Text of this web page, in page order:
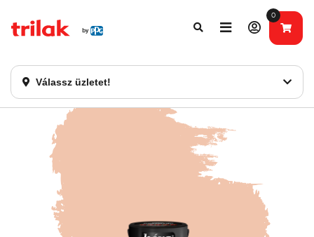
Válassz üzletet!
0
Fontos tájékoztatás!